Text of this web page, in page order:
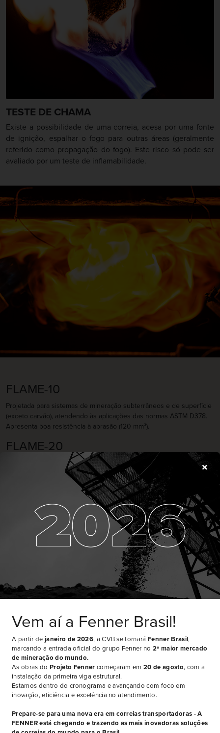
TESTE DE CHAMA
Existe a possibilidade de uma correia, acesa por uma fonte
de ignição, espalhar o fogo para outras áreas (geralmente
referido como propagação do fogo). Este risco só pode ser
avaliado por um teste de inflamabilidade.
FLAME-10
Projetada para sistemas de mineração subterrâneos e de superfície
(exceto carvão), atendendo às aplicações das normas ASTM D378.
Apresenta boa resistência à abrasão (120 mm³).
FLAME-20
Cobertura desenvolvida para sistemas de superfície e subterrâneos
(exceto carvão). Suporta materiais com temperaturas de até 100 °C.
Atende às normas ASTM D378.
Solicite seu
Orçamento
Copyright © 2026 ConVeyBelts. All Rights Reserved.
Vem aí a Fenner Brasil!
A partir de janeiro de 2026, a CVB se tornaráFenner Brasil,
marcando a entrada oficial do grupo Fenner no2º maior mercado
de mineração do mundo.
As obras do Projeto Fenner começaram em20 de agosto, com a
instalação da primeira viga estrutural.
Estamos dentro do cronograma e avançando com foco em
inovação, eficiência e excelência no atendimento.
Prepare-se para uma nova era em correias transportadoras - A
FENNER está chegando e trazendo as mais inovadoras soluções